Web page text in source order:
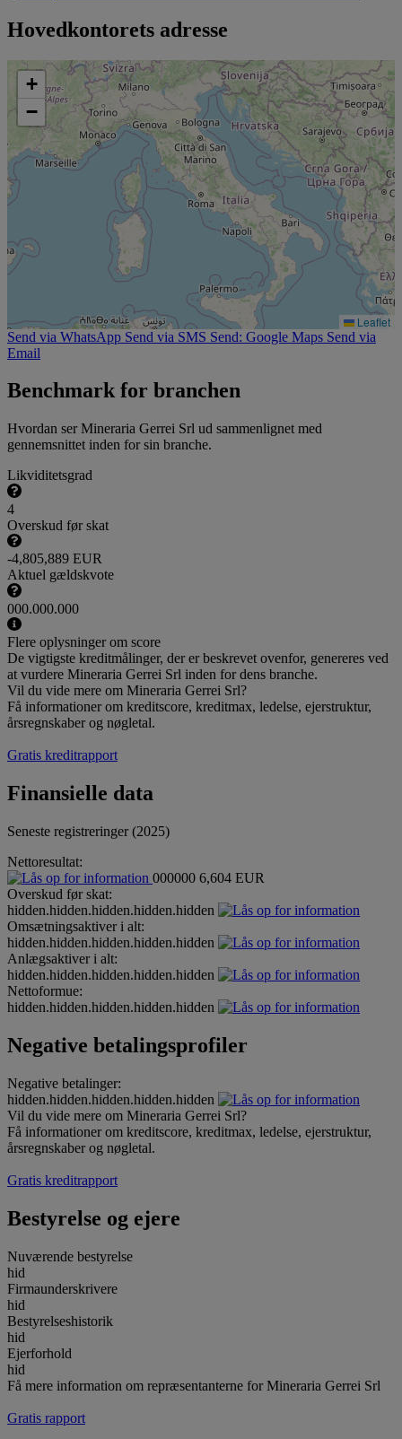
Hovedkontorets adresse
+
−
Leaflet
Send via WhatsApp Send via SMS Send: Google Maps Send via
Email
Benchmark for branchen
Hvordan ser Mineraria Gerrei Srl ud sammenlignet med
gennemsnittet inden for sin branche.
Likviditetsgrad
4
Overskud før skat
-4,805,889 EUR
Aktuel gældskvote
000.000.000
Flere oplysninger om score
De vigtigste kreditmålinger, der er beskrevet ovenfor, genereres ved
at vurdere Mineraria Gerrei Srl inden for dens branche.
Vil du vide mere om Mineraria Gerrei Srl?
Få informationer om kreditscore, kreditmax, ledelse, ejerstruktur,
årsregnskaber og nøgletal.
Gratis kreditrapport
Finansielle data
Seneste registreringer (2025)
Nettoresultat:
000000 6,604 EUR
Overskud før skat:
hidden.hidden.hidden.hidden.hidden
Omsætningsaktiver i alt:
hidden.hidden.hidden.hidden.hidden
Anlægsaktiver i alt:
hidden.hidden.hidden.hidden.hidden
Nettoformue:
hidden.hidden.hidden.hidden.hidden
Negative betalingsprofiler
Negative betalinger:
hidden.hidden.hidden.hidden.hidden
Vil du vide mere om Mineraria Gerrei Srl?
Få informationer om kreditscore, kreditmax, ledelse, ejerstruktur,
årsregnskaber og nøgletal.
Gratis kreditrapport
Bestyrelse og ejere
Nuværende bestyrelse
hid
Firmaunderskrivere
hid
Bestyrelseshistorik
hid
Ejerforhold
hid
Få mere information om repræsentanterne for Mineraria Gerrei Srl
Gratis rapport